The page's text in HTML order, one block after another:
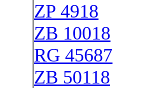
ZP 4918
ZB 10018
RG 45687
ZB 50118